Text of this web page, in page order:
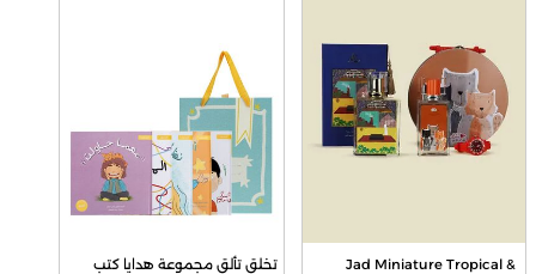
Jad Miniature Tropical &
تخلق تألق مجموعة هدايا كتب